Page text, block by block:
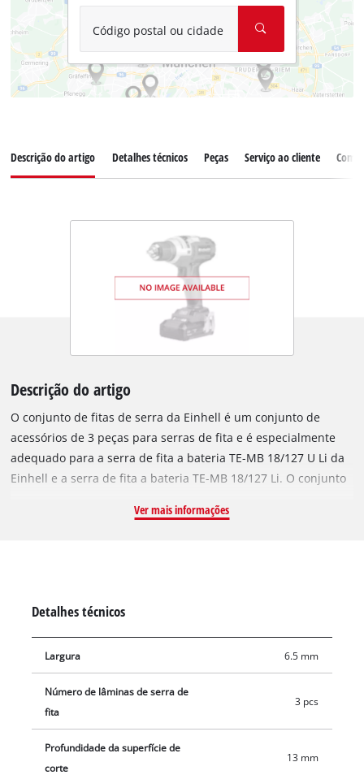
Código postal ou cidade
Descrição do artigo Detalhes técnicos Peças Serviço ao cliente
Descrição do artigo
O conjunto de fitas de serra da Einhell é um conjunto de
acessórios de 3 peças para serras de fita e é especialmente
adequado para a serra de fita a bateria TE-MB 18/127 U Li da
Einhell e a serra de fita a bateria TE-MB 18/127 Li. O conjunto
estiver gasta e embotada, pode simplesmente ser trocada por
Ver mais informações
Detalhes técnicos
Largura 6.5 mm
Número de lâminas de serra de
fita
3 pcs
Profundidade da superfície de
corte
13 mm